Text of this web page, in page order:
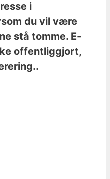
i
du vil være
stå tomme. E-
offentliggjort,